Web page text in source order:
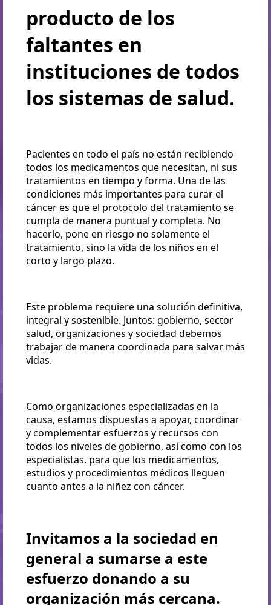
producto de los
faltantes en
instituciones de todos
los sistemas de salud.
Pacientes en todo el país no están recibiendo
todos los medicamentos que necesitan, ni sus
tratamientos en tiempo y forma. Una de las
condiciones más importantes para curar el
cáncer es que el protocolo del tratamiento se
cumpla de manera puntual y completa. No
hacerlo, pone en riesgo no solamente el
tratamiento, sino la vida de los niños en el
corto y largo plazo.
Este problema requiere una solución definitiva,
integral y sostenible. Juntos: gobierno, sector
salud, organizaciones y sociedad debemos
trabajar de manera coordinada para salvar más
vidas.
Como organizaciones especializadas en la
causa, estamos dispuestas a apoyar, coordinar
y complementar esfuerzos y recursos con
todos los niveles de gobierno, así como con los
especialistas, para que los medicamentos,
estudios y procedimientos médicos lleguen
cuanto antes a la niñez con cáncer.
Invitamos a la sociedad en
general a sumarse a este
esfuerzo donando a su
organización más cercana.